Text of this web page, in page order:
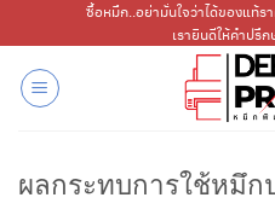
ไป
เนื้อหา
ซื้อหมึก..อย่ามั่นใจว่าได้ของแท้
เรายินดีให้คำปรึ
ผลกระทบการใช้หมึก